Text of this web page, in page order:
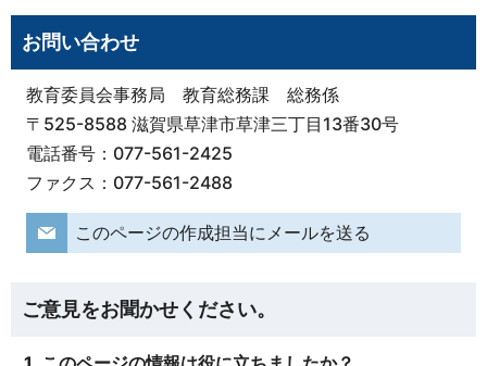
お問い合わせ
教育委員会事務局 教育総務課 総務係
〒525-8588 滋賀県草津市草津三丁目13番30号
電話番号：077-561-2425
ファクス：077-561-2488
このページの作成担当にメールを送る
ご意見をお聞かせください。